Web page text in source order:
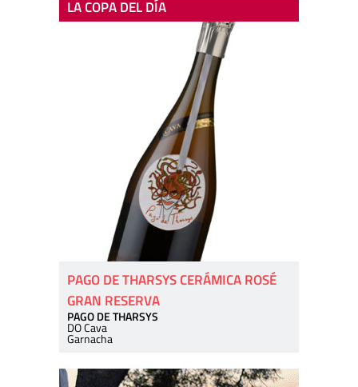
LA COPA DEL DÍA
PAGO DE THARSYS CERÁMICA ROSÉ
GRAN RESERVA
PAGO DE THARSYS
DO Cava
Garnacha